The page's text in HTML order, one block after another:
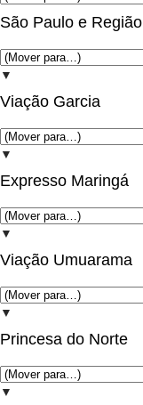
São Paulo e Região
▼
Viação Garcia
▼
Expresso Maringá
▼
Viação Umuarama
▼
Princesa do Norte
▼